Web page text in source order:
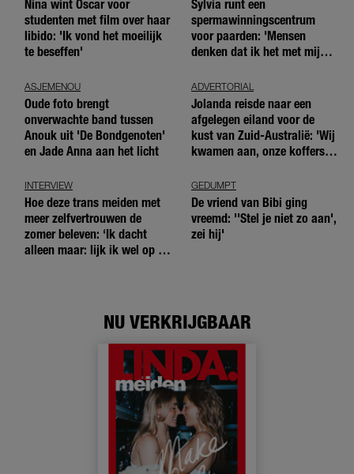
Nina wint Oscar voor
studenten met film over haar
libido: 'Ik vond het moeilijk
te beseffen'
Sylvia runt een
spermawinningscentrum
voor paarden: 'Mensen
denken dat ik het met mijn
ASJEMENOU
Oude foto brengt
onverwachte band tussen
Anouk uit 'De Bondgenoten'
en Jade Anna aan het licht
ADVERTORIAL
Jolanda reisde naar een
afgelegen eiland voor de
kust van Zuid-Australië: 'Wij
kwamen aan, onze koffers
INTERVIEW
Hoe deze trans meiden met
meer zelfvertrouwen de
zomer beleven: ‘Ik dacht
alleen maar: lijk ik wel op de
GEDUMPT
De vriend van Bibi ging
vreemd: ''Stel je niet zo aan',
zei hij'
NU VERKRIJGBAAR